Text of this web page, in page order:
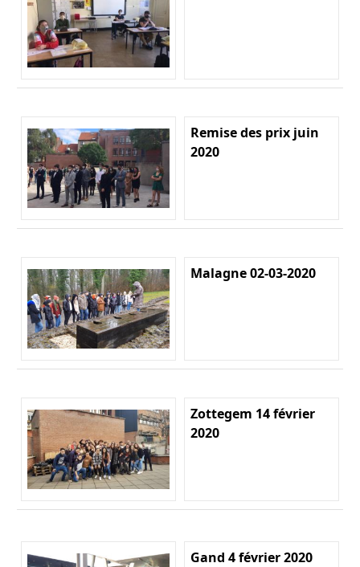
Remise des prix juin
2020
Malagne 02-03-2020
Zottegem 14 février
2020
Gand 4 février 2020